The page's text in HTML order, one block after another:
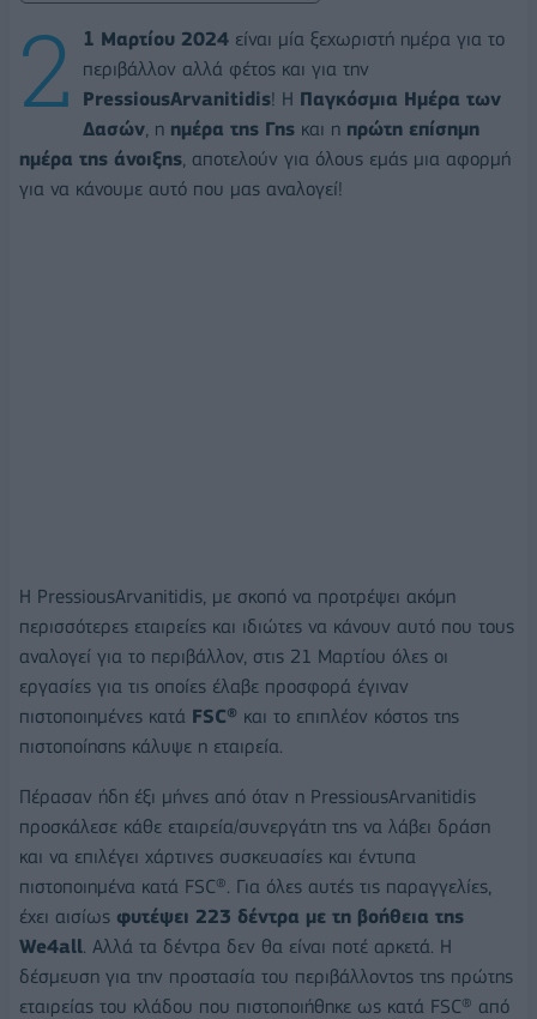
2 1 Μαρτίου 2024 είναι μία ξεχωριστή ημέρα για το
περιβάλλον αλλά φέτος και για την
PressiousArvanitidis! Η Παγκόσμια Ημέρα των
Δασών , η ημέρα της Γης και η πρώτη επίσημη
ημέρα της άνοιξης , αποτελούν για όλους εμάς μια αφορμή
για να κάνουμε αυτό που μας αναλογεί!
H PressiousArvanitidis, με σκοπό να προτρέψει ακόμη
περισσότερες εταιρείες και ιδιώτες να κάνουν αυτό που τους
αναλογεί για το περιβάλλον, στις 21 Μαρτίου όλες οι
εργασίες για τις οποίες έλαβε προσφορά έγιναν
πιστοποιημένες κατά FSC® και το επιπλέον κόστος της
πιστοποίησης κάλυψε η εταιρεία.
Πέρασαν ήδη έξι μήνες από όταν η PressiousArvanitidis
προσκάλεσε κάθε εταιρεία/συνεργάτη της να λάβει δράση
και να επιλέγει χάρτινες συσκευασίες και έντυπα
πιστοποιημένα κατά FSC®. Για όλες αυτές τις παραγγελίες,
έχει αισίως φυτέψει 223 δέντρα με τη βοήθεια της
We4all. Αλλά τα δέντρα δεν θα είναι ποτέ αρκετά. Η
δέσμευση για την προστασία του περιβάλλοντος της πρώτης
εταιρείας του κλάδου που πιστοποιήθηκε ως κατά FSC® από